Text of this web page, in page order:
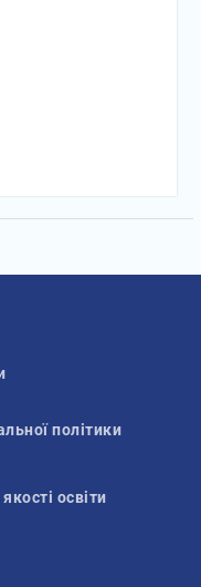
політики
освіти